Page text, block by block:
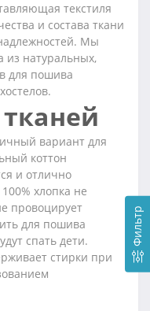
Фильтр
текстиля
и состава ткани
Мы
из натуральных,
для пошива
вариант для
коттон
и отлично
хлопка не
провоцирует
для пошива
спать дети.
стирки при